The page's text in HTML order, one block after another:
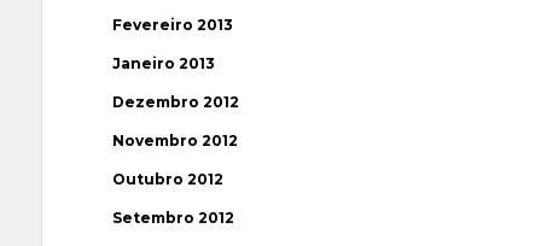
Fevereiro 2013
Janeiro 2013
Dezembro 2012
Novembro 2012
Outubro 2012
Setembro 2012